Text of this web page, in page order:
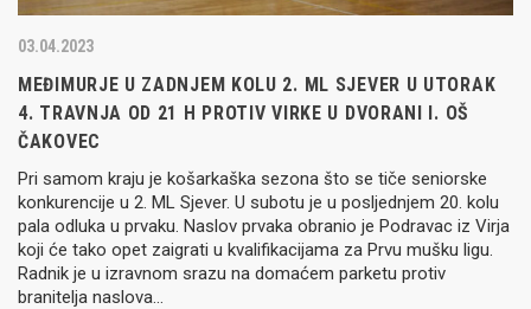
03.04.2023
MEĐIMURJE U ZADNJEM KOLU 2. ML SJEVER U UTORAK
4. TRAVNJA OD 21 H PROTIV VIRKE U DVORANI I. OŠ
ČAKOVEC
Pri samom kraju je košarkaška sezona što se tiče seniorske
konkurencije u 2. ML Sjever. U subotu je u posljednjem 20. kolu
pala odluka u prvaku. Naslov prvaka obranio je Podravac iz Virja
koji će tako opet zaigrati u kvalifikacijama za Prvu mušku ligu.
Radnik je u izravnom srazu na domaćem parketu protiv
branitelja naslova…